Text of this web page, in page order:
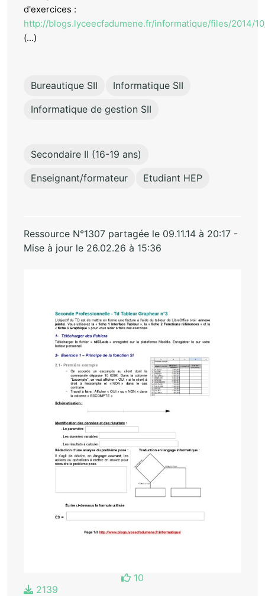
d'exercices :
http://blogs.lyceecfadumene.fr/informatique/files/2014/
(...)
Bureautique SII
Informatique SII
Informatique de gestion SII
Secondaire II (16-19 ans)
Enseignant/formateur
Etudiant HEP
Ressource N°1307 partagée le 09.11.14 à 20:17 -
Mise à jour le 26.02.26 à 15:36
10
2139